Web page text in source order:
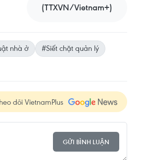
(TTXVN/Vietnam+)
nhà ở
#Siết chặt quản lý
dõi VietnamPlus
GỬI BÌNH LUẬN